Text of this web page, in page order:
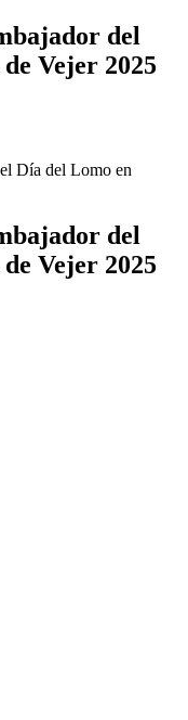
del
Vejer 2025
Día del Lomo en
del
Vejer 2025